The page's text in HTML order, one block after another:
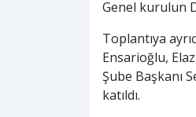
Genel kurulun
Toplantıya
Ensarioğlu,
Şube Başkanı
katıldı.